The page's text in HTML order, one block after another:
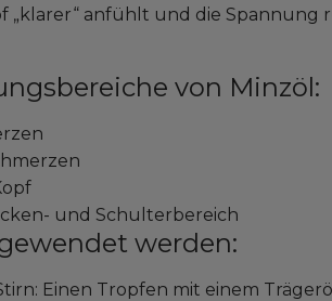
„klarer“ anfühlt und die
von Minzöl:
und Schulterbereich
werden:
Einen Tropfen mit einem